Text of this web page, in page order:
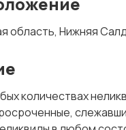
область, Нижняя
количествах